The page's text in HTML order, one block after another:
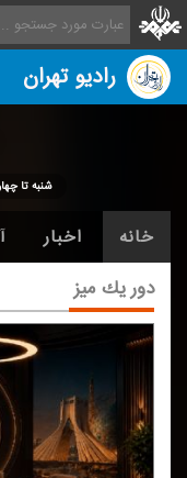
رادیو تهران
شنبه تا چهارشنبه
خانه اخبار
دور یك میز